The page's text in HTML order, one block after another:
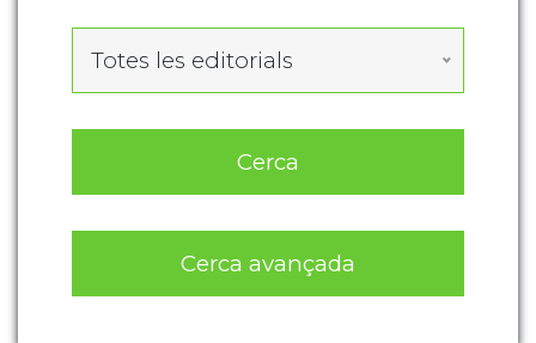
Totes les editorials
Cerca
Cerca avançada